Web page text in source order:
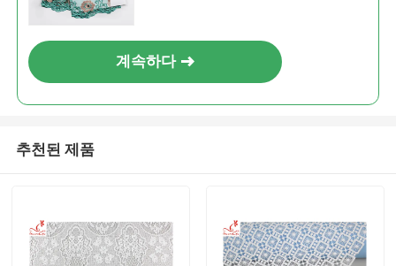
계속하다
추천된 제품